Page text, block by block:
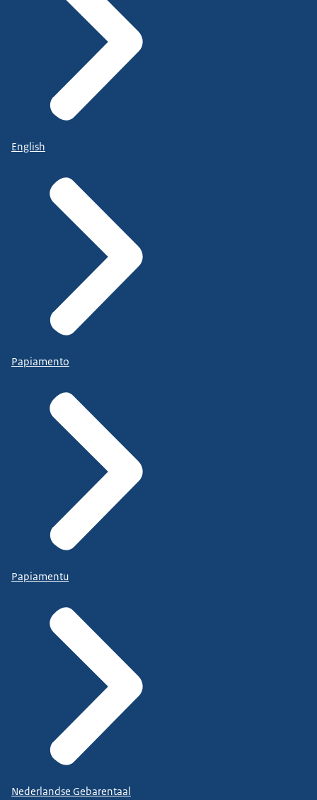
English
Papiamento
Papiamentu
Nederlandse Gebarentaal